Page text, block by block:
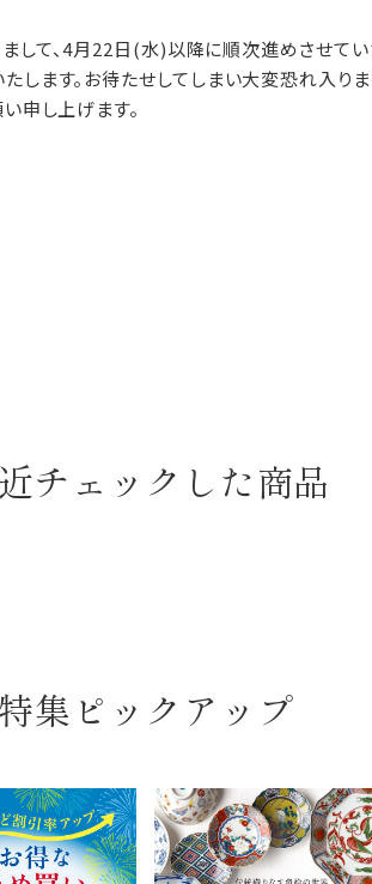
して、4月22日(水)以降に順次進めさせて
ます。お待たせしてしまい大変恐れ入り
申し上げます。
チェックした商品
特集ピックアップ